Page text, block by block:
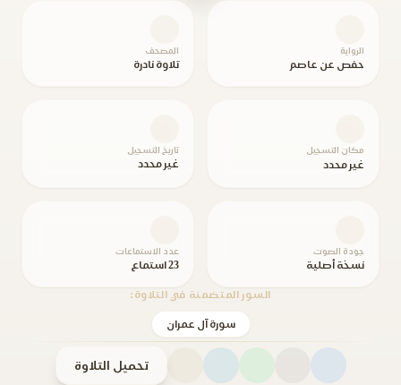
الرواية
حفص عن عاصم
المصحف
تلاوة نادرة
مكان التسجيل
غير محدد
تاريخ التسجيل
غير محدد
جودة الصوت
نسخة أصلية
عدد الاستماعات
23 استماع
السور المتضمنة في التلاوة:
سورة آل عمران
تحميل التلاوة